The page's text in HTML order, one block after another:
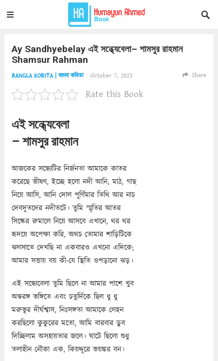
Ay Sandhyebelay এই সন্ধ্যেবেলা– শামসুর রাহমান
Shamsur Rahman
BANGLA KOBITA | বাংলা কবিতা October 7, 2023 Share
Rate this Book
এই সন্ধ্যেবেলা
– শামসুর রাহমান
আজকের সন্ধ্যেটির নির্জনতা আমাকে কাতর
করেছে ভীষণ, ইচ্ছে হলো নদী আনি, মাঠ, গাছ
নিয়ে আসি, আনি দোল পূর্ণিমার তিথি আর নাচ
দেবদূতদের নদীতটে। তুমি স্মৃতির আতর
সিল্কের রুমালে নিয়ে আসবে এখানে, থর থর
হৃদয়ে অপেক্ষা করি, অথচ তোমার শাড়িটিকে
ঝলসাতে দেখছি না একবারও এখনো এদিকে;
আমার সত্তায় বয় কী-যে স্থিতি ওপড়ানো ঝড়।
এই সন্ধ্যেবেলা তুমি ছিলে না আমার পাশে খুব
অন্তরঙ্গ ভঙ্গিতে এবং চতুর্দিকে ছিল ধু ধু
মরুভূর দীর্ঘশ্বাস, নিঃসঙ্গতা আমাকে লেহন
করছিলো কুকুরের মতো, আমি বারবার ডুব
দিচ্ছিলাম অসহায়তার জলে। ঘাটে ছিলো শুধু
তলাহীন নৌকা এক, কিয়দ্দূরে ভয়ঙ্কর বন।